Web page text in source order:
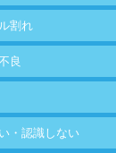
割れ
良
・認識しない